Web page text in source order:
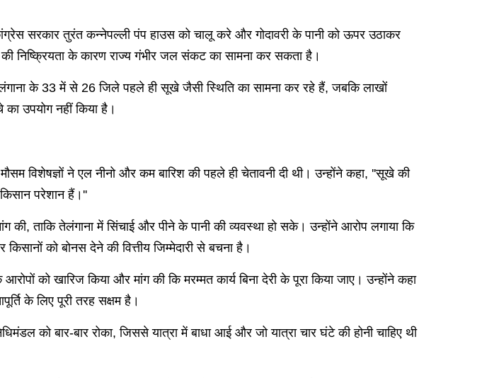
सरकार तुरंत कन्नेपल्ली पंप हाउस को चालू करे और गोदावरी के पानी को ऊपर उठाकर
निष्क्रियता के कारण राज्य गंभीर जल संकट का सामना कर सकता है।
के 33 में से 26 जिले पहले ही सूखे जैसी स्थिति का सामना कर रहे हैं, जबकि लाखों
उपयोग नहीं किया है।
विशेषज्ञों ने एल नीनो और कम बारिश की पहले ही चेतावनी दी थी। उन्होंने कहा, ''सूखे की
परेशान हैं।''
ताकि तेलंगाना में सिंचाई और पीने के पानी की व्यवस्था हो सके। उन्होंने आरोप लगाया कि
को बोनस देने की वित्तीय जिम्मेदारी से बचना है।
को खारिज किया और मांग की कि मरम्मत कार्य बिना देरी के पूरा किया जाए। उन्होंने कहा
के लिए पूरी तरह सक्षम है।
को बार-बार रोका, जिससे यात्रा में बाधा आई और जो यात्रा चार घंटे की होनी चाहिए थी